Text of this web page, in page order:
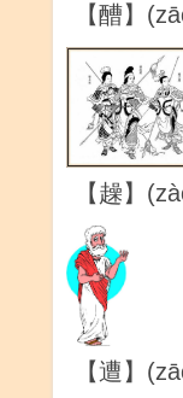
【醩】
解
【趮】
【遭】